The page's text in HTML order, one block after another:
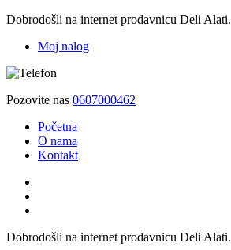
Dobrodošli na internet prodavnicu Deli Alati.
Moj nalog
Pozovite nas 0607000462
Početna
O nama
Kontakt
Dobrodošli na internet prodavnicu Deli Alati.